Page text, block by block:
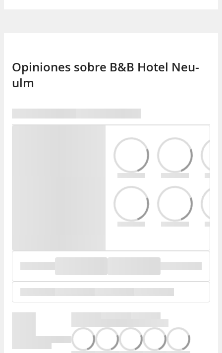
Opiniones sobre B&B Hotel Neu-
ulm